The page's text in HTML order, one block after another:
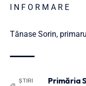
I N F O R M A R E
Tănase Sorin,
ȘTIRI
Primăria